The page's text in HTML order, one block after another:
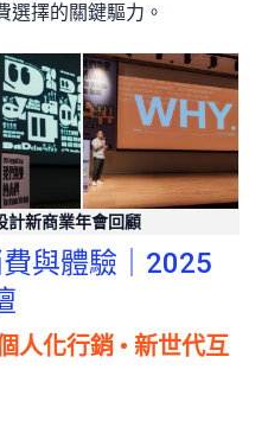
選擇的關鍵驅力。
計新商業年會回顧
與體驗｜2025
人化行銷 • 新世代互